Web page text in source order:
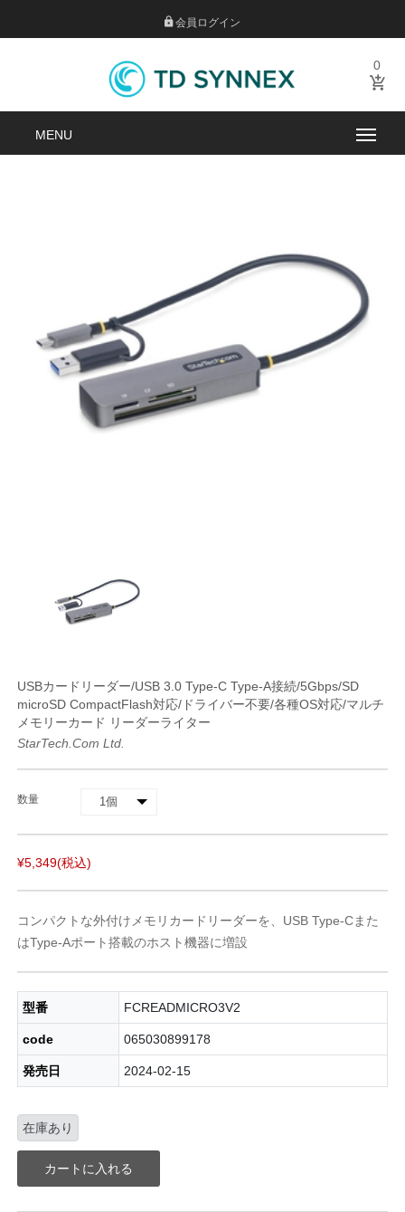
会員ログイン
0
USBカードリーダー/USB 3.0 Type-C Type-A接続/5Gbps/SD
microSD CompactFlash対応/ドライバー不要/各種OS対応/マルチ
メモリーカード リーダーライター
StarTech.com Ltd.
数量
¥5,349(税込)
コンパクトな外付けメモリカードリーダーを、USB Type-Cまた
はType-Aポート搭載のホスト機器に増設
型番 FCREADMICRO3V2
code 065030899178
発売日 2024-02-15
在庫あり
カートに入れる